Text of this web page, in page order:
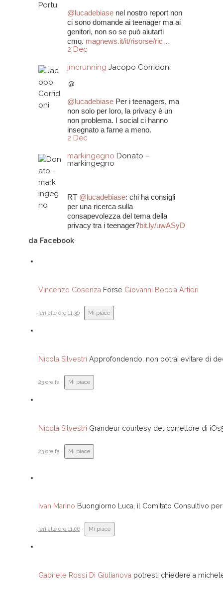
@lucadebiase nel nostro report non
ci sono domande ai teenager ma ai
genitori, non so se può aiutarti
cmq. magnews.it/it/risorse/ric…
2 Dec
jmcrunning Jacopo Corridoni
@
@lucadebiase Per i teenagers, ma
non solo per loro, la privacy è un
non problema. I social ci hanno
insegnato a farne a meno.
2 Dec
markingegno Donato –
markingegno
RT @lucadebiase: chi ha consigli
per una ricerca sulla
consapevolezza del tema della
privacy tra i teenager?bit.ly/uwASyD
da Facebook
Vincenzo Cosenza Forse Giovanni Boccia Artieri
Ieri alle ore 11.36 · Mi piace
Nicola Silvestri Approfondendo, non potrai evitare di
23 ore fa · Mi piace
Nicola Silvestri Grandeur courtesy del correttore di
23 ore fa · Mi piace
Ivan Marino Buongiorno Luca, il Comitato Consultivo
Ieri alle ore 11.06 · Mi piace
Gabriele Rossi Di Giulianova potresti chiedere a